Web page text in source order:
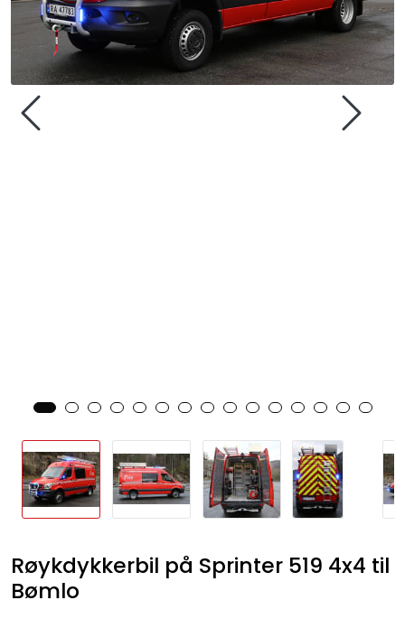
Røykdykkerbil på Sprinter 519 4x4 til
Bømlo